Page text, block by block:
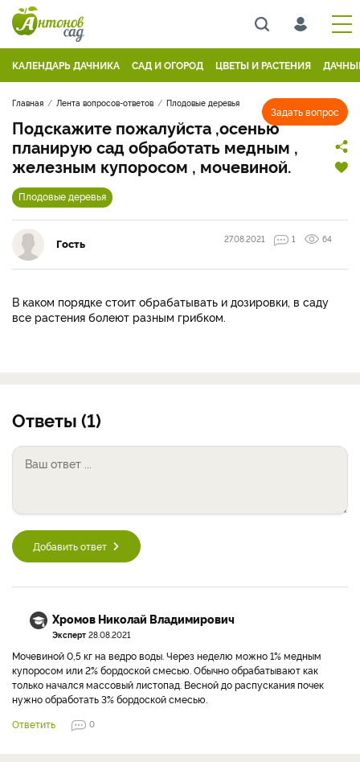
КАЛЕНДАРЬ ДАЧНИКА САД И ОГОРОД ЦВЕТЫ И РАСТЕНИЯ
Задать вопрос
Главная Лента вопросов-ответов Плодовые деревья
Подскажите пожалуйста ,осенью
планирую сад обработать медным ,
железным купоросом , мочевиной.
Плодовые деревья
Гость 27.08.2021 1 64
В каком порядке стоит обрабатывать и дозировки, в саду
все растения болеют разным грибком.
Ответы (1)
Добавить ответ
Хромов Николай Владимирович
Эксперт 28.08.2021
Мочевиной 0,5 кг на ведро воды. Через неделю можно 1% медным
купоросом или 2% бордоской смесью. Обычно обрабатывают как
только начался массовый листопад. Весной до распускания почек
нужно обработать 3% бордоской смесью.
Ответить
0